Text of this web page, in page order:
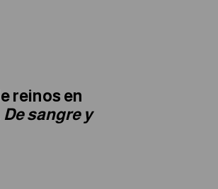
reinos en
De sangre y